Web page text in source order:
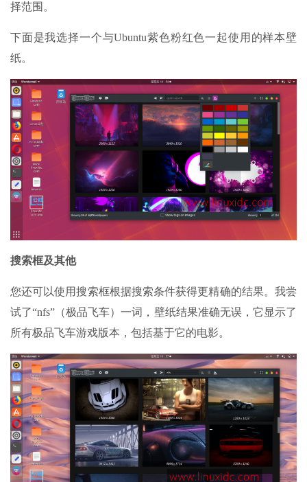
择范围。
下面是我选择一个与Ubuntu紫色粉红色一起使用的样本壁
纸。
搜索框及其他
您还可以使用搜索框根据搜索条件获得更精确的结果。我尝
试了“nfs”（极品飞车）一词，壁纸结果准确无误，它显示了
所有极品飞车游戏版本，包括基于它的电影。